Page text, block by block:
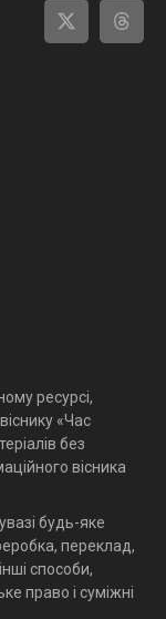
ресурсі,
«Час
без
вісника
будь-яке
переклад,
способи,
право і суміжні